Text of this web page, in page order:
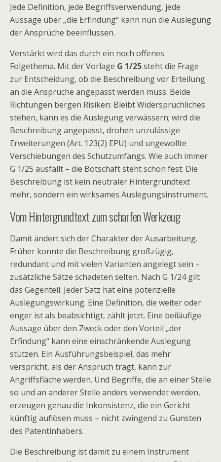
Jede Definition, jede Begriffsverwendung, jede
Aussage über „die Erfindung“ kann nun die Auslegung
der Ansprüche beeinflussen.
Verstärkt wird das durch ein noch offenes
Folgethema. Mit der Vorlage G 1/25steht die Frage
zur Entscheidung, ob die Beschreibung vor Erteilung
an die Ansprüche angepasst werden muss. Beide
Richtungen bergen Risiken: Bleibt Widersprüchliches
stehen, kann es die Auslegung verwässern; wird die
Beschreibung angepasst, drohen unzulässige
Erweiterungen (Art. 123(2) EPÜ) und ungewollte
Verschiebungen des Schutzumfangs. Wie auch immer
G 1/25 ausfällt – die Botschaft steht schon fest: Die
Beschreibung ist kein neutraler Hintergrundtext
mehr, sondern ein wirksames Auslegungsinstrument.
Vom Hintergrundtext zum scharfen Werkzeug
Damit ändert sich der Charakter der Ausarbeitung.
Früher konnte die Beschreibung großzügig,
redundant und mit vielen Varianten angelegt sein –
zusätzliche Sätze schadeten selten. Nach G 1/24 gilt
das Gegenteil: Jeder Satz hat eine potenzielle
Auslegungswirkung. Eine Definition, die weiter oder
enger ist als beabsichtigt, zählt jetzt. Eine beiläufige
Aussage über den Zweck oder den Vorteil „der
Erfindung“ kann eine einschränkende Auslegung
stützen. Ein Ausführungsbeispiel, das mehr
verspricht, als der Anspruch trägt, kann zur
Angriffsfläche werden. Und Begriffe, die an einer Stelle
so und an anderer Stelle anders verwendet werden,
erzeugen genau die Inkonsistenz, die ein Gericht
künftig auflösen muss – nicht zwingend zu Gunsten
des Patentinhabers.
Die Beschreibung ist damit zu einem Instrument